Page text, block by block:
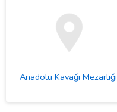
Anadolu Kavağı Mezarlığı